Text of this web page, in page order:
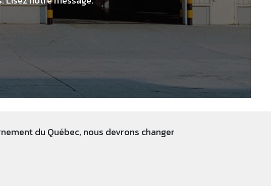
du Québec, nous devrons changer